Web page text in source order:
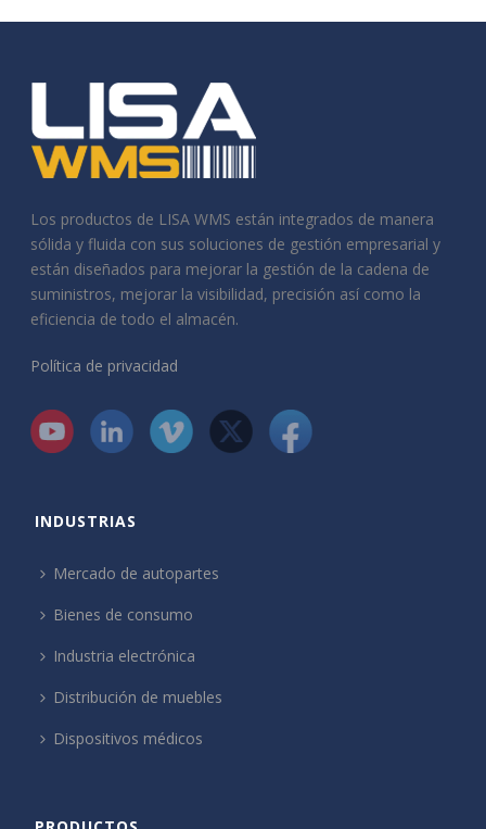
Los productos de LISA WMS están integrados de manera
sólida y fluida con sus soluciones de gestión empresarial y
están diseñados para mejorar la gestión de la cadena de
suministros, mejorar la visibilidad, precisión así como la
eficiencia de todo el almacén.
Política de privacidad
INDUSTRIAS
Mercado de autopartes
Bienes de consumo
Industria electrónica
Distribución de muebles
Dispositivos médicos